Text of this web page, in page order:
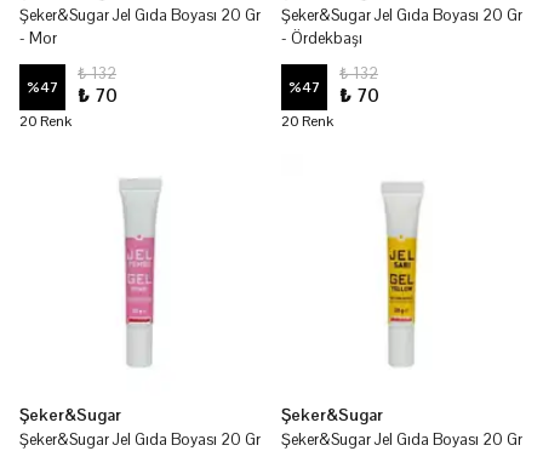
Şeker&Sugar Jel Gıda Boyası 20 Gr
- Mor
%47
₺ 132
₺ 70
20 Renk
Şeker&Sugar Jel Gıda Boyası 20 Gr
- Ördekbaşı
%47
₺ 132
₺ 70
20 Renk
Şeker&Sugar
Şeker&Sugar Jel Gıda Boyası 20 Gr
Şeker&Sugar
Şeker&Sugar Jel Gıda Boyası 20 Gr